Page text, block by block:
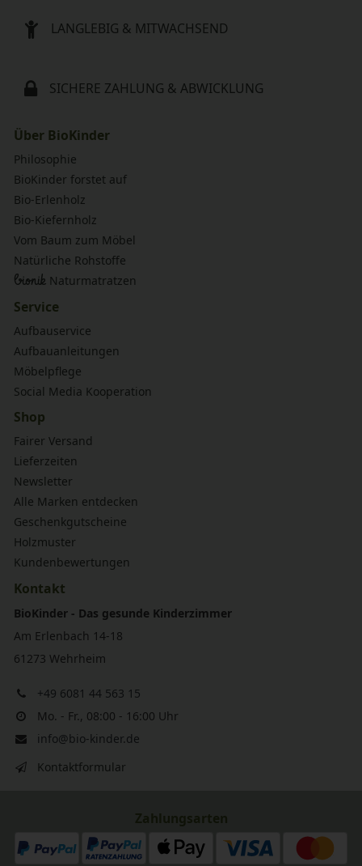
LANGLEBIG & MITWACHSEND
SICHERE ZAHLUNG & ABWICKLUNG
Über BioKinder
Philosophie
BioKinder forstet auf
Bio-Erlenholz
Bio-Kiefernholz
Vom Baum zum Möbel
Natürliche Rohstoffe
bionik Naturmatratzen
Service
Aufbauservice
Aufbauanleitungen
Möbelpflege
Social Media Kooperation
Shop
Fairer Versand
Lieferzeiten
Newsletter
Alle Marken entdecken
Geschenkgutscheine
Holzmuster
Kundenbewertungen
Kontakt
BioKinder - Das gesunde Kinderzimmer
Am Erlenbach 14-18
61273 Wehrheim
+49 6081 44 563 15
Mo. - Fr., 08:00 - 16:00 Uhr
info@bio-kinder.de
Kontaktformular
Zahlungsarten